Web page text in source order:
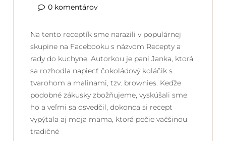
0 komentárov
Na tento receptík sme narazili v populárnej
skupine na Facebooku s názvom Recepty a
rady do kuchyne. Autorkou je pani Janka, ktorá
sa rozhodla napiecť čokoládový koláčik s
tvarohom a malinami, tzv. brownies. Keďže
podobné zákusky zbožňujeme, vyskúšali sme
ho a veľmi sa osvedčil, dokonca si recept
vypýtala aj moja mama, ktorá pečie väčšinou
tradičné